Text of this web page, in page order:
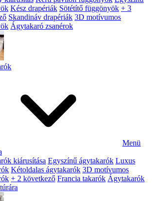
Kész drapériák Sötétítő függönyök + 3
Skandináv drapériák 3D motívumos
Ágytakaró zsanérok
Menü
kiárusítása Egyszínű ágytakarók Luxus
Kétoldalas ágytakarók 3D motívumos
+ 2 következő Francia takarók Ágytakarók